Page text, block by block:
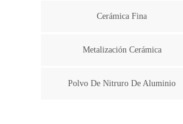
Cerámica Fina
Metalización Cerámica
Polvo De Nitruro De Aluminio